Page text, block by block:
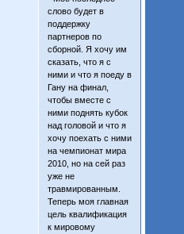
слово будет в
поддержку
партнеров по
сборной. Я хочу им
сказать, что я с
ними и что я поеду в
Гану на финал,
чтобы вместе с
ними поднять кубок
над головой и что я
хочу поехать с ними
на чемпионат мира
2010, но на сей раз
уже не
травмированным.
Теперь моя главная
цель квалификация
к мировому